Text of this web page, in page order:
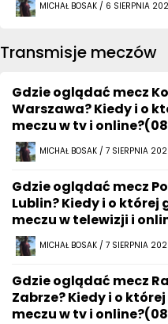
MICHAŁ BOSAK / 6 SIERPNIA
Transmisje meczów
Gdzie oglądać mecz
Warszawa? Kiedy i o
meczu w tv i
MICHAŁ BOSAK / 7 SIERPNIA
Gdzie oglądać mecz
Lublin? Kiedy i o
meczu w telewizji i
MICHAŁ BOSAK / 7 SIERPNIA
Gdzie oglądać mecz
Zabrze? Kiedy i o
meczu w tv i